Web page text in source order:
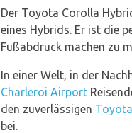
Der Toyota Corolla
eines Hybrids. Er ist die
Fußabdruck machen zu
In einer Welt, in der
Charleroi Airport
den zuverlässigen Toyota
bei.